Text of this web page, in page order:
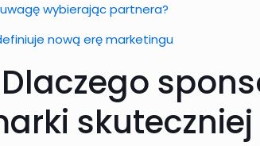
wybierając partnera?
nową erę marketingu